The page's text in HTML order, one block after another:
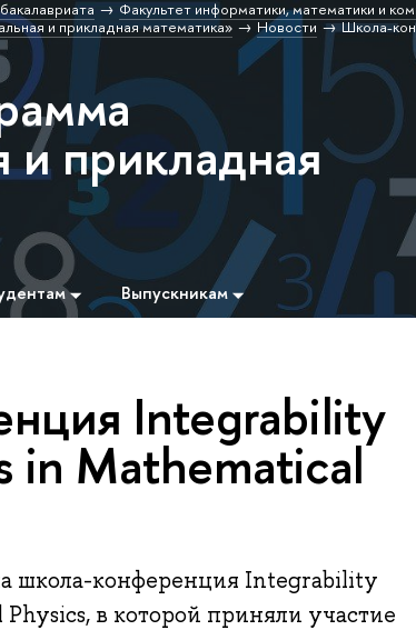
Факультет информатики, математики и
и прикладная математика» Новости
Школа-
прикладная
Выпускникам
Integrability
in Mathematical
школа-конференция Integrability
в которой приняли участие